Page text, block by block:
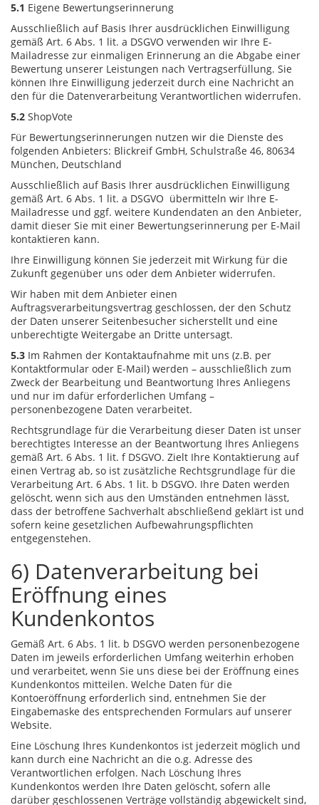
5.1 Eigene Bewertungserinnerung
Ausschließlich auf Basis Ihrer ausdrücklichen Einwilligung
gemäß Art. 6 Abs. 1 lit. a DSGVO verwenden wir Ihre E-
Mailadresse zur einmaligen Erinnerung an die Abgabe einer
Bewertung unserer Leistungen nach Vertragserfüllung. Sie
können Ihre Einwilligung jederzeit durch eine Nachricht an
den für die Datenverarbeitung Verantwortlichen widerrufen.
5.2 ShopVote
Für Bewertungserinnerungen nutzen wir die Dienste des
folgenden Anbieters: Blickreif GmbH, Schulstraße 46, 80634
München, Deutschland
Ausschließlich auf Basis Ihrer ausdrücklichen Einwilligung
gemäß Art. 6 Abs. 1 lit. a DSGVO übermitteln wir Ihre E-
Mailadresse und ggf. weitere Kundendaten an den Anbieter,
damit dieser Sie mit einer Bewertungserinnerung per E-Mail
kontaktieren kann.
Ihre Einwilligung können Sie jederzeit mit Wirkung für die
Zukunft gegenüber uns oder dem Anbieter widerrufen.
Wir haben mit dem Anbieter einen
Auftragsverarbeitungsvertrag geschlossen, der den Schutz
der Daten unserer Seitenbesucher sicherstellt und eine
unberechtigte Weitergabe an Dritte untersagt.
5.3 Im Rahmen der Kontaktaufnahme mit uns (z.B. per
Kontaktformular oder E-Mail) werden – ausschließlich zum
Zweck der Bearbeitung und Beantwortung Ihres Anliegens
und nur im dafür erforderlichen Umfang –
personenbezogene Daten verarbeitet.
Rechtsgrundlage für die Verarbeitung dieser Daten ist unser
berechtigtes Interesse an der Beantwortung Ihres Anliegens
gemäß Art. 6 Abs. 1 lit. f DSGVO. Zielt Ihre Kontaktierung auf
einen Vertrag ab, so ist zusätzliche Rechtsgrundlage für die
Verarbeitung Art. 6 Abs. 1 lit. b DSGVO. Ihre Daten werden
gelöscht, wenn sich aus den Umständen entnehmen lässt,
dass der betroffene Sachverhalt abschließend geklärt ist und
sofern keine gesetzlichen Aufbewahrungspflichten
entgegenstehen.
6) Datenverarbeitung bei
Eröffnung eines
Kundenkontos
Gemäß Art. 6 Abs. 1 lit. b DSGVO werden personenbezogene
Daten im jeweils erforderlichen Umfang weiterhin erhoben
und verarbeitet, wenn Sie uns diese bei der Eröffnung eines
Kundenkontos mitteilen. Welche Daten für die
Kontoeröffnung erforderlich sind, entnehmen Sie der
Eingabemaske des entsprechenden Formulars auf unserer
Website.
Eine Löschung Ihres Kundenkontos ist jederzeit möglich und
kann durch eine Nachricht an die o.g. Adresse des
Verantwortlichen erfolgen. Nach Löschung Ihres
Kundenkontos werden Ihre Daten gelöscht, sofern alle
darüber geschlossenen Verträge vollständig abgewickelt sind,